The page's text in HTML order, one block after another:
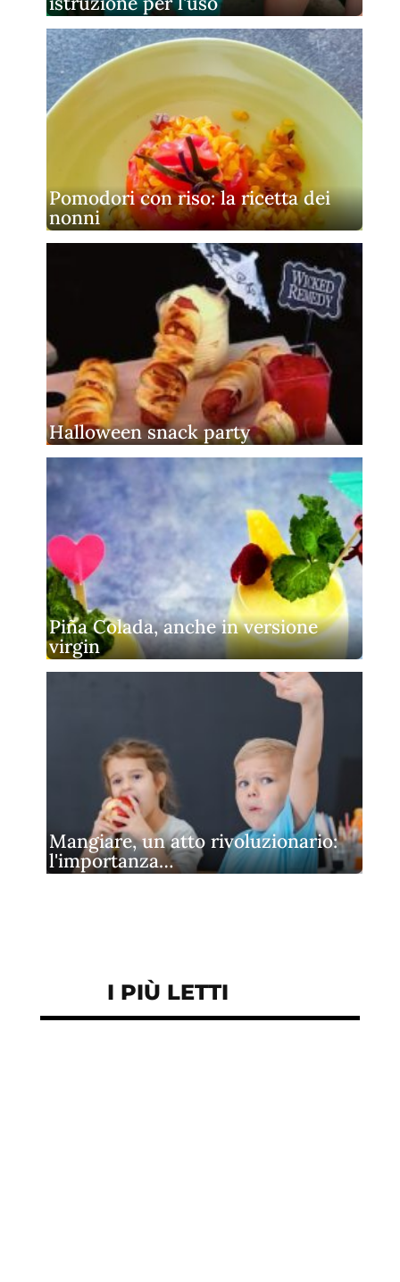
Pomodori con riso: la ricetta dei
nonni
Halloween snack party
Piña Colada, anche in versione
virgin
Mangiare, un atto rivoluzionario:
l'importanza…
I PIÙ LETTI